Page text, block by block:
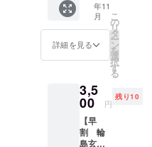
usan.co
載する
お名前
ださ
い。 ※
ニック
ネーム
でのご
ング農
業のセ
ミナー
を受け
られる
権利に
す。 内
容：
ファス
ティン
グ農業
年11
月
詳細を見る
こ
の
リ
タ
ー
ン
を
選
択
す
る
3,5
00 円
残り10
【早
割 輪
島玄米